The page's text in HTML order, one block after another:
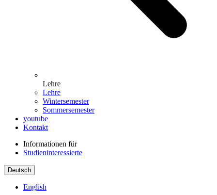
Lehre
Lehre
Wintersemester
Sommersemester
youtube
Kontakt
Informationen für
Studieninteressierte
Deutsch
English